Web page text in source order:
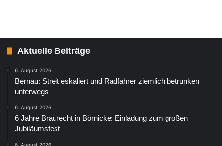
Aktuelle Beiträge
6. August 2026
Bernau: Streit eskaliert und Radfahrer ziemlich betrunken
unterwegs
6. August 2026
6 Jahre Braurecht in Börnicke: Einladung zum großen
Jubiläumsfest
6. August 2026